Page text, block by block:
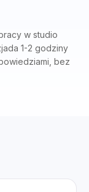
w studio
1-2 godziny
bez